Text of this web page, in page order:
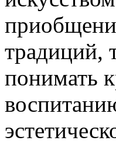
традиций,
понимать